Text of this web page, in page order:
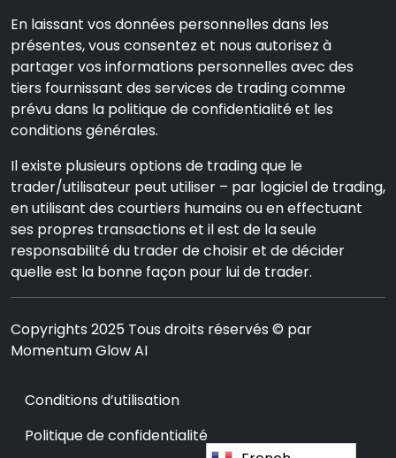
En laissant vos données personnelles dans les
présentes, vous consentez et nous autorisez à
partager vos informations personnelles avec des
tiers fournissant des services de trading comme
prévu dans la politique de confidentialité et les
conditions générales.
Il existe plusieurs options de trading que le
trader/utilisateur peut utiliser – par logiciel de trading,
en utilisant des courtiers humains ou en effectuant
ses propres transactions et il est de la seule
responsabilité du trader de choisir et de décider
quelle est la bonne façon pour lui de trader.
Copyrights 2025 Tous droits réservés © par
Momentum Glow AI
Conditions d’utilisation
Politique de confidentialité